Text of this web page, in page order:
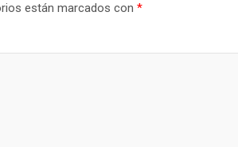
están marcados con *